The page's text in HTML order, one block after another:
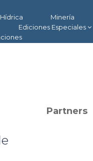
Minería
Ediciones Especiales
Partners